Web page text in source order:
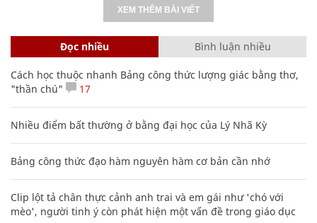
XEM THÊM BÀI VIẾT
Đọc nhiều Bình luận nhiều
Cách học thuộc nhanh Bảng công thức lượng giác bằng thơ,
"thần chú"
17
Nhiều điểm bất thường ở bằng đại học của Lý Nhã Kỳ
Bảng công thức đạo hàm nguyên hàm cơ bản cần nhớ
Clip lột tả chân thực cảnh anh trai và em gái như 'chó với
mèo', người tinh ý còn phát hiện một vấn đề trong giáo dục